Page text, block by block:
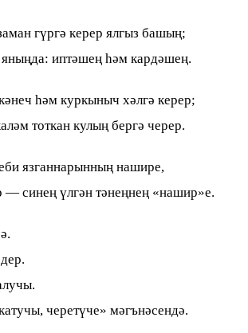
гүргә керер ялгыз башың;
иптәшең һәм кардәшең.
һәм куркыныч хәлгә керер;
тоткан кулың бергә черер.
язганнарынның нашире,
— синең үлгән тәнеңнең «нашир»е.
черетүче» мәгънәсендә.